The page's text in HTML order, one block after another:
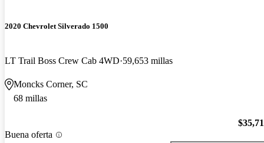
2020 Chevrolet Silverado 1500
LT Trail Boss Crew Cab 4WD 59,653 millas
Moncks Corner, SC
68 millas
Buena oferta